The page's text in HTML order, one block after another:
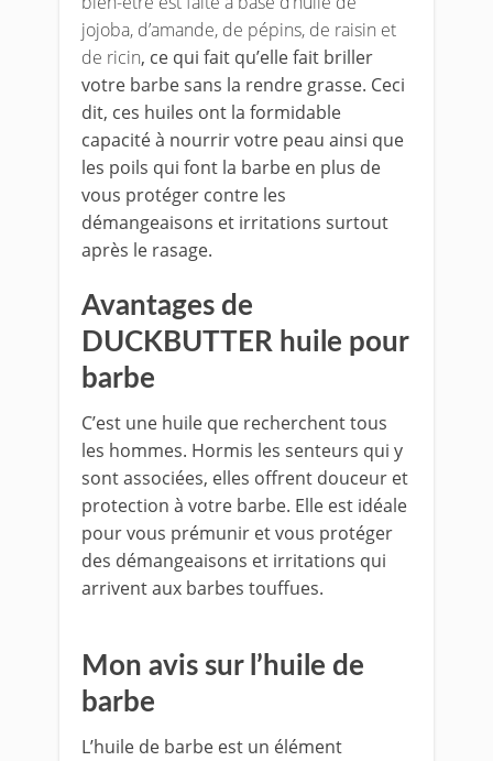
jojoba, d’amande, de pépins, de raisin et
de ricin, ce qui fait qu’elle fait briller
votre barbe sans la rendre grasse. Ceci
dit, ces huiles ont la formidable
capacité à nourrir votre peau ainsi que
les poils qui font la barbe en plus de
vous protéger contre les
démangeaisons et irritations surtout
après le rasage.
Avantages de
DUCKBUTTER huile pour
barbe
C’est une huile que recherchent tous
les hommes. Hormis les senteurs qui y
sont associées, elles offrent douceur et
protection à votre barbe. Elle est idéale
pour vous prémunir et vous protéger
des démangeaisons et irritations qui
arrivent aux barbes touffues.
Mon avis sur l’huile de
barbe
L’huile de barbe est un élément